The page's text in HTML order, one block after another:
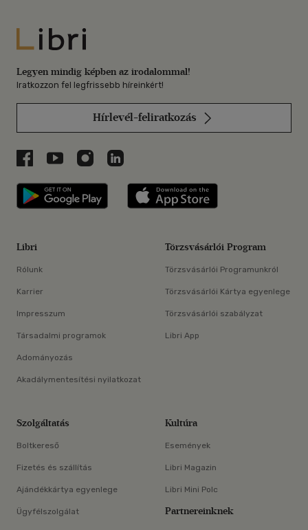
Libri
Legyen mindig képben az irodalommal!
Iratkozzon fel legfrissebb híreinkért!
Hírlevél-feliratkozás
Libri a Facebookon
Libri a Youtube-on
Libri az Instagramon
Libri a LinkedInen
Libri applikáció Szerezd meg: Google
Libri
Rólunk
Karrier
Impresszum
Társadalmi programok
Adományozás
Akadálymentesítési nyilatkozat
Törzsvásárlói Program
Törzsvásárlói Programunkról
Törzsvásárlói Kártya egyenlege
Törzsvásárlói szabályzat
Libri App
Szolgáltatás
Boltkereső
Fizetés és szállítás
Ajándékkártya egyenlege
Ügyfélszolgálat
Kultúra
Események
Libri Magazin
Libri Mini Polc
Partnereinknek